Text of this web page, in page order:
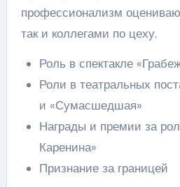
профессионализм
так и коллегами по цеху.
Роль в спектакле
Роли в театральных
и «Сумасшедшая»
Награды и премии за
Каренина»
Признание за границей